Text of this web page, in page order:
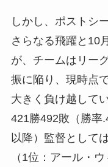
しかし、ポストシ
さらなる飛躍と10
が、チームはリー
振に陥り、現時点
大きく負け越して
421勝492敗（勝率
以降）監督として
（1位：アール・